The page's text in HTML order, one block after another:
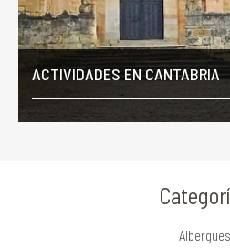
ACTIVIDADES EN CANTABRIA
Albergues